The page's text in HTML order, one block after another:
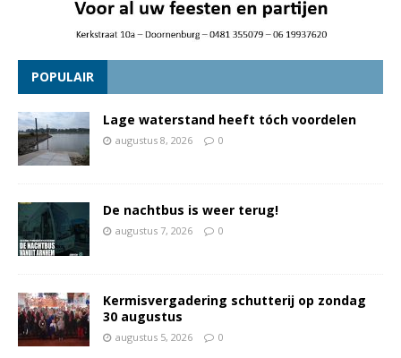
POPULAIR
Lage waterstand heeft tóch voordelen
augustus 8, 2026 0
De nachtbus is weer terug!
augustus 7, 2026 0
Kermisvergadering schutterij op zondag
30 augustus
augustus 5, 2026 0